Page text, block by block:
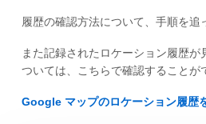
履歴の確認方法について、手順を追
また記録されたロケーション履歴が
ついては、こちらで確認することが
Google マップのロケーション履歴